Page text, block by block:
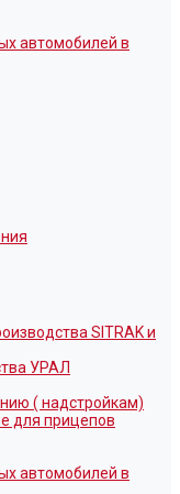
автомобилей в
SITRAK и
УРАЛ
( надстройкам)
для прицепов
автомобилей в